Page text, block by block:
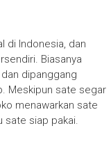
di Indonesia, dan
Biasanya
dipanggang
Meskipun sate segar
menawarkan sate
sate siap pakai.